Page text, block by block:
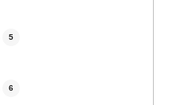
5
6